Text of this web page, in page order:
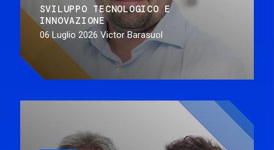
SVILUPPO TECNOLOGICO E
INNOVAZIONE
06 Luglio 2026 Victor Barasuol